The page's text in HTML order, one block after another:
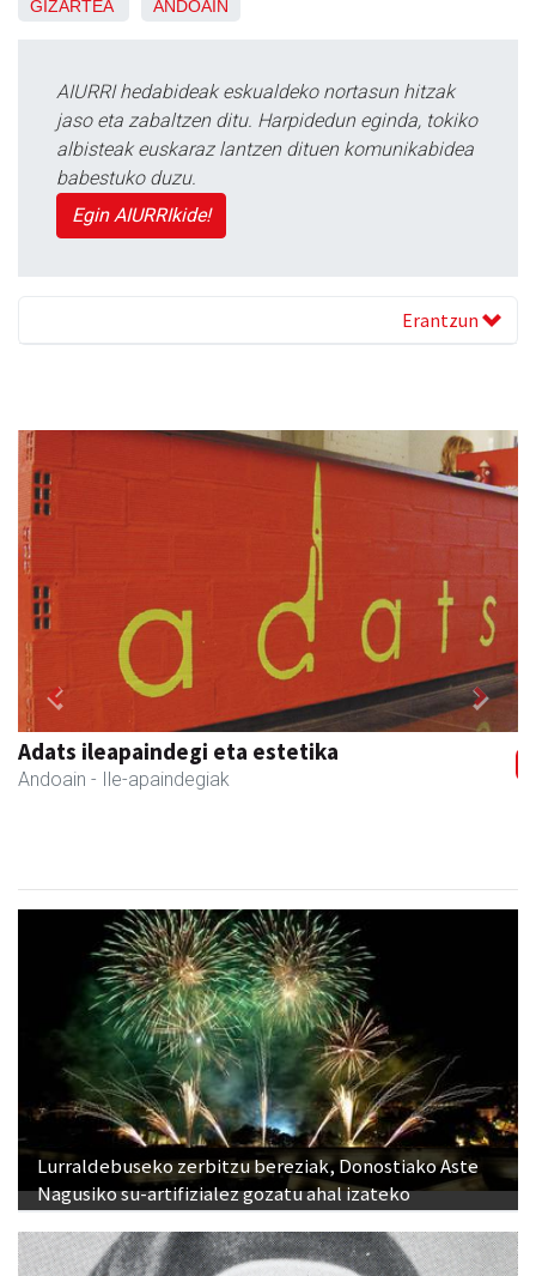
GIZARTEA ANDOAIN
AIURRI hedabideak eskualdeko nortasun hitzak
jaso eta zabaltzen ditu. Harpidedun eginda, tokiko
albisteak euskaraz lantzen dituen komunikabidea
babestuko duzu.
Egin AIURRIkide!
Erantzun
Adats ileapaindegi eta estetika
Andoain - Ile-apaindegiak
Previous Next
Lurraldebuseko zerbitzu bereziak, Donostiako Aste
Nagusiko su-artifizialez gozatu ahal izateko